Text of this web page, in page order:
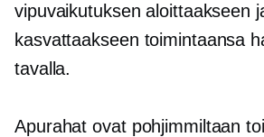
vipuvaikutuksen aloittaakseen
kasvattaakseen toimintaansa
tavalla.
Apurahat ovat pohjimmiltaan